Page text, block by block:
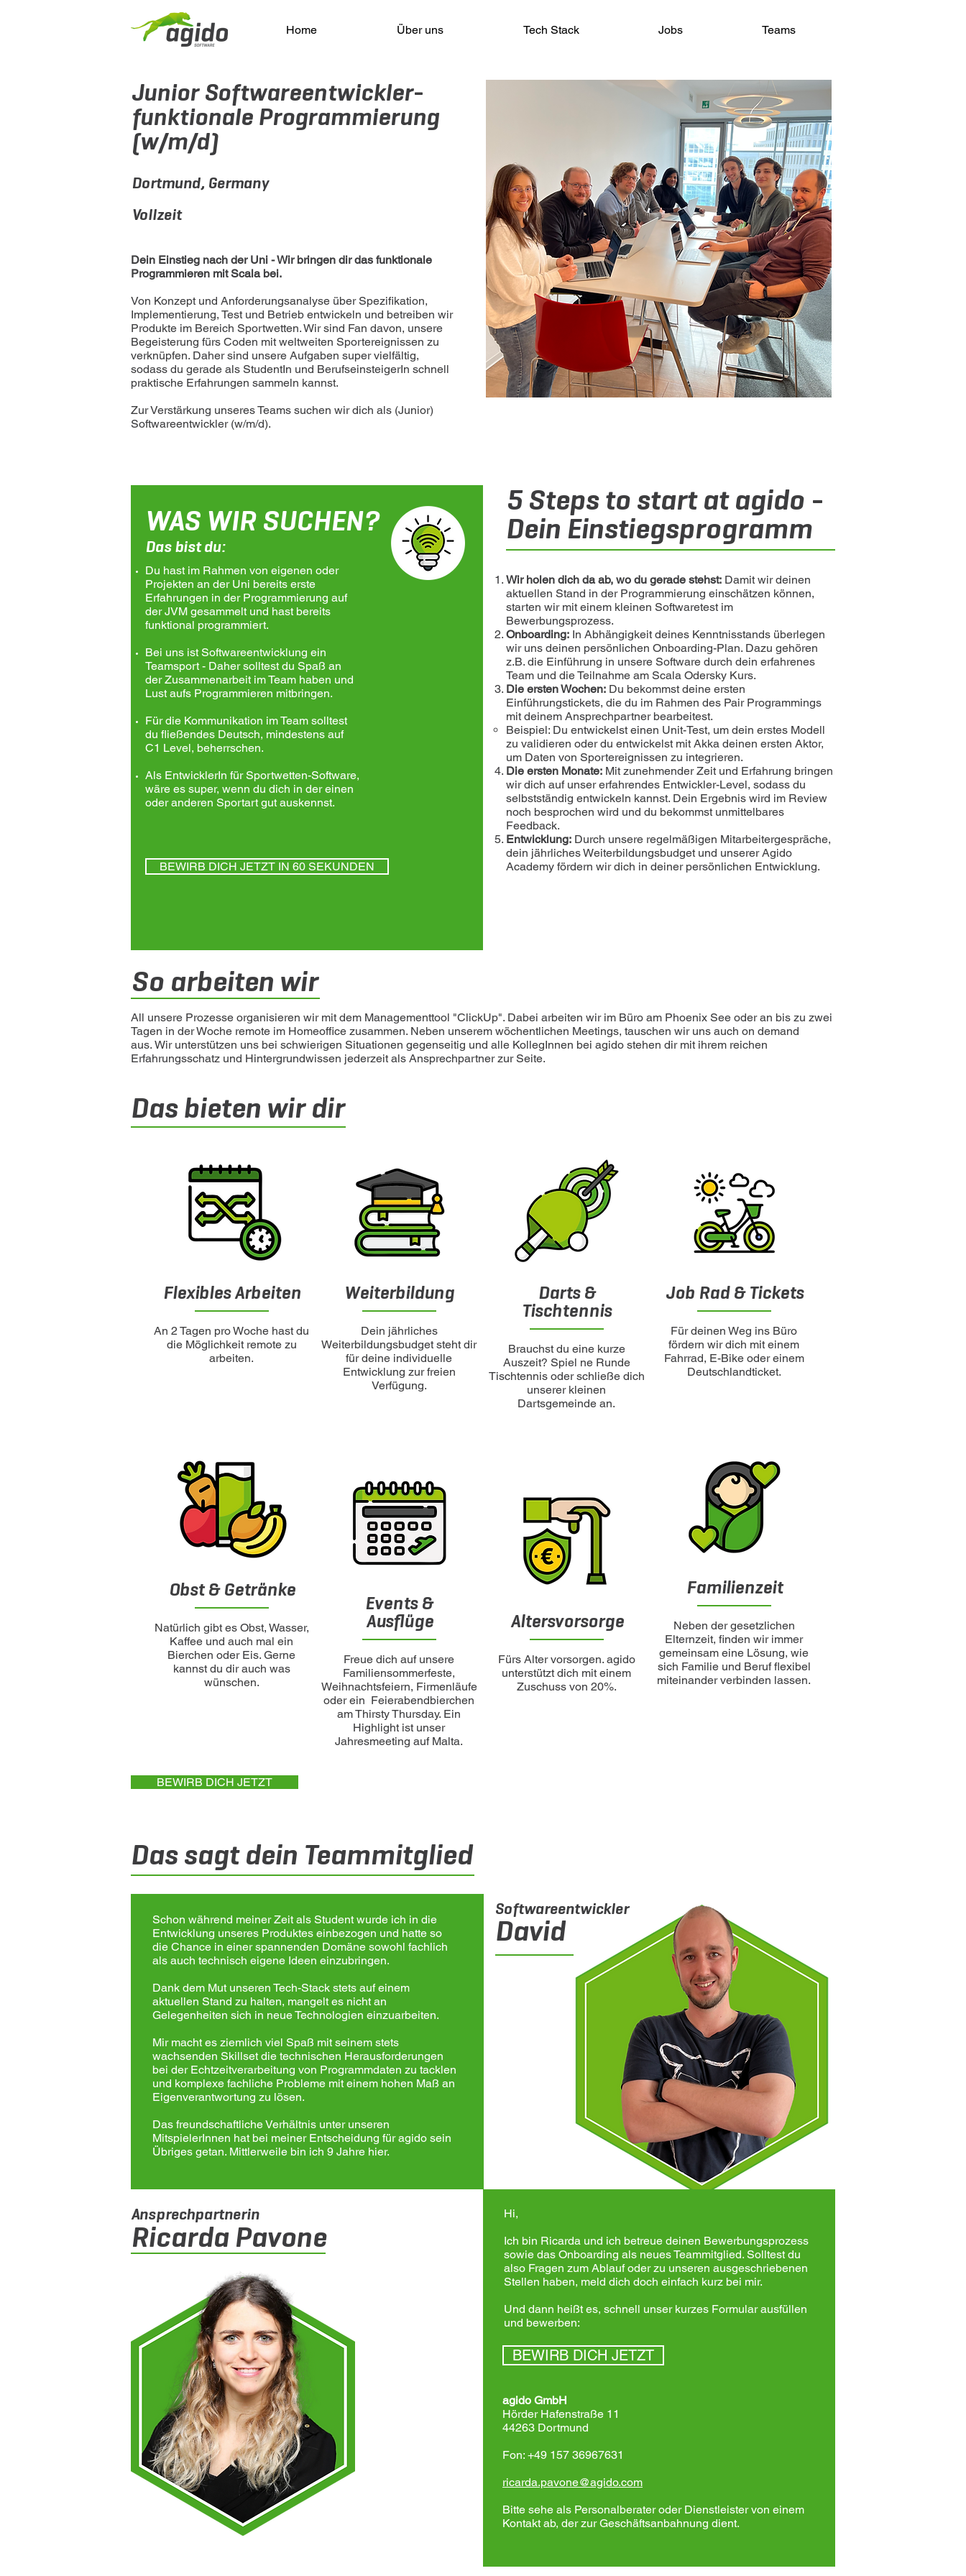
Home Über uns Tech Stack Jobs Teams
Junior Softwareentwickler-
funktionale Programmierung
(w/m/d)
Dortmund, Germany
Vollzeit
Dein Einstieg nach der Uni - Wir bringen dir das funktionale
Programmieren mit Scala bei.
Von Konzept und Anforderungsanalyse über Spezifikation,
Implementierung, Test und Betrieb entwickeln und betreiben wir
Produkte im Bereich Sportwetten. Wir sind Fan davon, unsere
Begeisterung fürs Coden mit weltweiten Sportereignissen zu
verknüpfen. Daher sind unsere Aufgaben super vielfältig,
sodass du gerade als StudentIn und BerufseinsteigerIn schnell
praktische Erfahrungen sammeln kannst.
Zur Verstärkung unseres Teams suchen wir dich als (Junior)
Softwareentwickler (w/m/d).
WAS WIR SUCHEN?
Das bist du:
Du hast im Rahmen von eigenen oder
Projekten an der Uni bereits erste
Erfahrungen in der Programmierung auf
der JVM gesammelt und hast bereits
funktional programmiert.
Bei uns ist Softwareentwicklung ein
Teamsport - Daher solltest du Spaß an
der Zusammenarbeit im Team haben und
Lust aufs Programmieren mitbringen.
Für die Kommunikation im Team solltest
du fließendes Deutsch, mindestens auf
C1 Level, beherrschen.
Als EntwicklerIn für Sportwetten-Software,
wäre es super, wenn du dich in der einen
oder anderen Sportart gut auskennst.
BEWIRB DICH JETZT IN 60 SEKUNDEN
5 Steps to start at agido -
Dein Einstiegsprogramm
Wir holen dich da ab, wo du gerade stehst: Damit wir deinen
aktuellen Stand in der Programmierung einschätzen können,
starten wir mit einem kleinen Softwaretest im
Bewerbungsprozess.
Onboarding: In Abhängigkeit deines Kenntnisstands überlegen
wir uns deinen persönlichen Onboarding-Plan. Dazu gehören
z.B. die Einführung in unsere Software durch dein erfahrenes
Team und die Teilnahme am Scala Odersky Kurs.
Die ersten Wochen: Du bekommst deine ersten
Einführungstickets, die du im Rahmen des Pair Programmings
mit deinem Ansprechpartner bearbeitest.
Beispiel: Du entwickelst einen Unit-Test, um dein erstes Modell
zu validieren oder du entwickelst mit Akka deinen ersten Aktor,
um Daten von Sportereignissen zu integrieren.
Die ersten Monate: Mit zunehmender Zeit und Erfahrung bringen
wir dich auf unser erfahrendes Entwickler-Level, sodass du
selbstständig entwickeln kannst. Dein Ergebnis wird im Review
noch besprochen wird und du bekommst unmittelbares
Feedback.
Entwicklung: Durch unsere regelmäßigen Mitarbeitergespräche,
dein jährliches Weiterbildungsbudget und unserer Agido
Academy fördern wir dich in deiner persönlichen Entwicklung.
So arbeiten wir
All unsere Prozesse organisieren wir mit dem Managementtool "ClickUp". Dabei arbeiten wir im Büro am Phoenix See oder an bis zu zwei
Tagen in der Woche remote im Homeoffice zusammen. Neben unserem wöchentlichen Meetings, tauschen wir uns auch on demand
aus. Wir unterstützen uns bei schwierigen Situationen gegenseitig und alle KollegInnen bei agido stehen dir mit ihrem reichen
Erfahrungsschatz und Hintergrundwissen jederzeit als Ansprechpartner zur Seite.
Das bieten wir dir
Flexibles Arbeiten
An 2 Tagen pro Woche hast du
die Möglichkeit remote zu
arbeiten.
Obst & Getränke
Natürlich gibt es Obst, Wasser,
Kaffee und auch mal ein
Bierchen oder Eis. Gerne
kannst du dir auch was
wünschen.
Weiterbildung
Dein jährliches
Weiterbildungsbudget steht dir
für deine individuelle
Entwicklung zur freien
Verfügung.
Events &
Ausflüge
Freue dich auf unsere
Familiensommerfeste,
Weihnachtsfeiern, Firmenläufe
oder ein Feierabendbierchen
am Thirsty Thursday. Ein
Highlight ist unser
Jahresmeeting auf Malta.
Darts &
Tischtennis
Brauchst du eine kurze
Auszeit? Spiel ne Runde
Tischtennis oder schließe dich
unserer kleinen
Dartsgemeinde an.
Altersvorsorge
Fürs Alter vorsorgen. agido
unterstützt dich mit einem
Zuschuss von 20%.
Job Rad & Tickets
Für deinen Weg ins Büro
fördern wir dich mit einem
Fahrrad, E-Bike oder einem
Deutschlandticket.
Familienzeit
Neben der gesetzlichen
Elternzeit, finden wir immer
gemeinsam eine Lösung, wie
sich Familie und Beruf flexibel
miteinander verbinden lassen.
BEWIRB DICH JETZT
Das sagt dein Teammitglied
Schon während meiner Zeit als Student wurde ich in die
Entwicklung unseres Produktes einbezogen und hatte so
die Chance in einer spannenden Domäne sowohl fachlich
als auch technisch eigene Ideen einzubringen.
Dank dem Mut unseren Tech-Stack stets auf einem
aktuellen Stand zu halten, mangelt es nicht an
Gelegenheiten sich in neue Technologien einzuarbeiten.
Mir macht es ziemlich viel Spaß mit seinem stets
wachsenden Skillset die technischen Herausforderungen
bei der Echtzeitverarbeitung von Programmdaten zu tacklen
und komplexe fachliche Probleme mit einem hohen Maß an
Eigenverantwortung zu lösen.
Das freundschaftliche Verhältnis unter unseren
MitspielerInnen hat bei meiner Entscheidung für agido sein
Übriges getan. Mittlerweile bin ich 9 Jahre hier.
Softwareentwickler
David
Ansprechpartnerin
Ricarda Pavone
Hi,
Ich bin Ricarda und ich betreue deinen Bewerbungsprozess
sowie das Onboarding als neues Teammitglied. Solltest du
also Fragen zum Ablauf oder zu unseren ausgeschriebenen
Stellen haben, meld dich doch einfach kurz bei mir.
Und dann heißt es, schnell unser kurzes Formular ausfüllen
und bewerben:
BEWIRB DICH JETZT
agido GmbH
Hörder Hafenstraße 11
44263 Dortmund
Fon: +49 157 36967631
ricarda.pavone@agido.com
Bitte sehe als Personalberater oder Dienstleister von einem
Kontakt ab, der zur Geschäftsanbahnung dient.